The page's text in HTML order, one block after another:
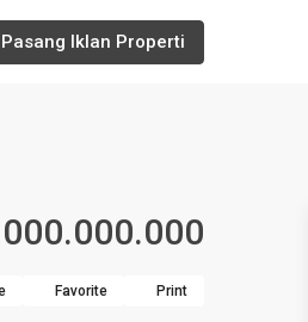
Pasang Iklan Properti
Favorite Print